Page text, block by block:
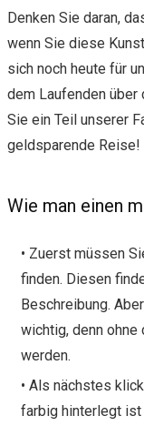
Denken Sie daran,
wenn Sie diese
sich noch heute für
dem Laufenden über
Sie ein Teil unserer
geldsparende Reise!
Wie man einen
• Zuerst müssen
finden. Diesen
Beschreibung.
wichtig, denn ohne
werden.
• Als nächstes
farbig hinterlegt ist